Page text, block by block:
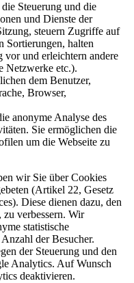
Steuerung und die
und Dienste der
steuern Zugriffe auf
Sortierungen, halten
vor und erleichtern andere
Netzwerke etc.).
dem Benutzer,
Browser,
anonyme Analyse des
Sie ermöglichen die
um die Webseite zu
wir Sie über Cookies
(Artikel 22, Gesetz
Diese dienen dazu, den
verbessern. Wir
statistische
der Besucher.
der Steuerung und den
Analytics. Auf Wunsch
deaktivieren.